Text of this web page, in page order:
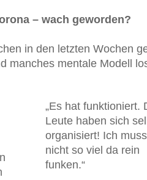
– wach geworden?
in den letzten Wochen
manches mentale Modell
„Es hat funktioniert.
Leute haben sich
organisiert! Ich
nicht so viel da rein
funken.“